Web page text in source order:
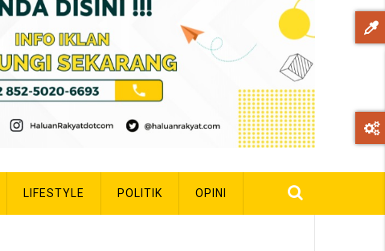
LIFESTYLE POLITIK OPINI